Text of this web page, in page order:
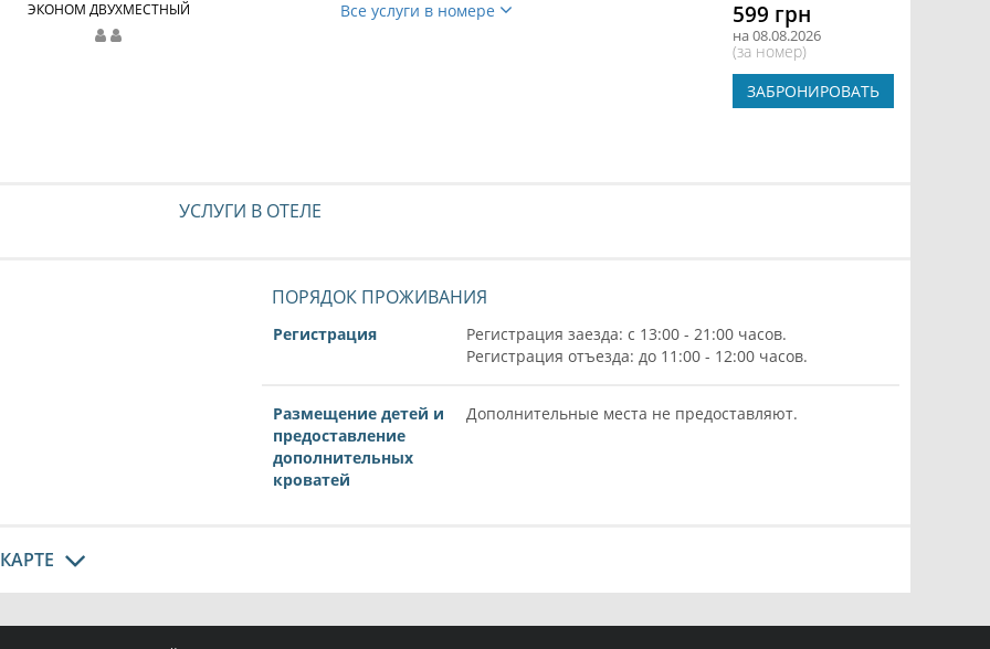
ЭКОНОМ ДВУХМЕСТНЫЙ Все услуги в номере 599 грн
на 08.08.2026
(за номер)
ЗАБРОНИРОВАТЬ
УСЛУГИ В ОТЕЛЕ
ПОРЯДОК ПРОЖИВАНИЯ
Регистрация
Регистрация заезда: с 13:00 - 21:00 часов.
Регистрация отъезда: до 11:00 - 12:00 часов.
Размещение детей и
предоставление
дополнительных
кроватей
Дополнительные места не предоставляют.